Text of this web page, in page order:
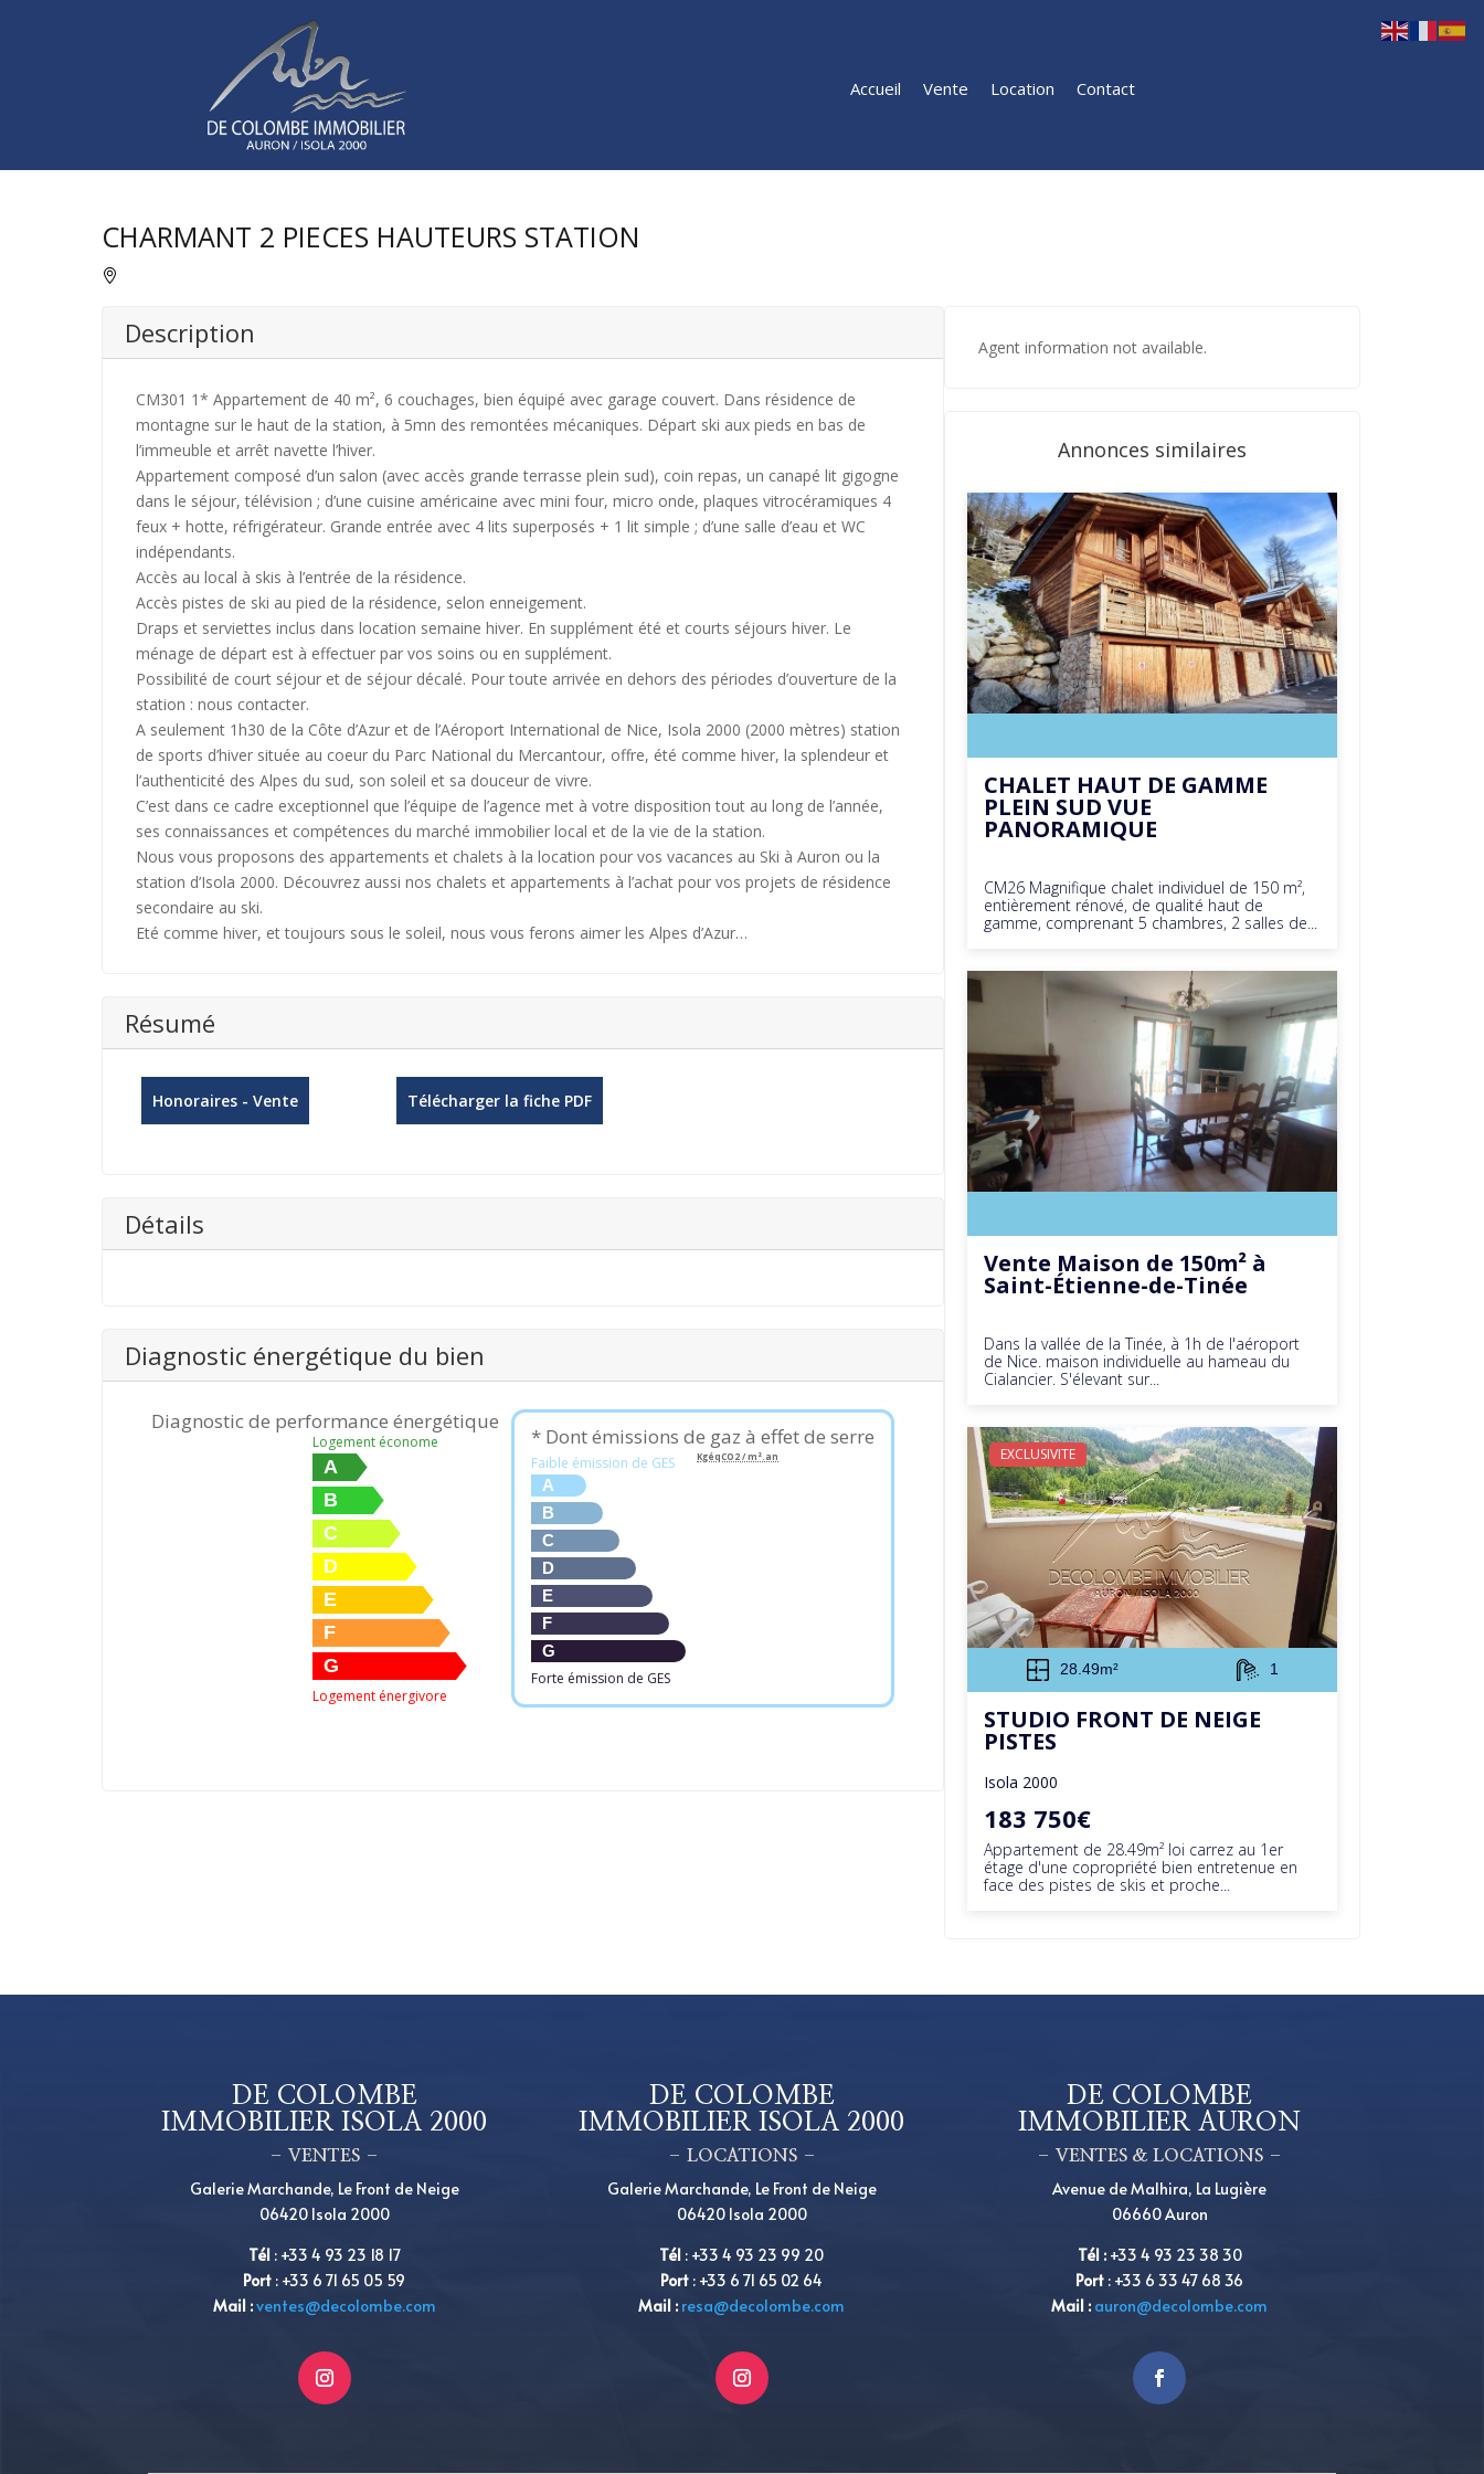
Accueil Vente Location Contact
CHARMANT 2 PIECES HAUTEURS STATION
Description
CM301 1* Appartement de 40 m², 6 couchages, bien équipé avec garage couvert. Dans résidence de
montagne sur le haut de la station, à 5mn des remontées mécaniques. Départ ski aux pieds en bas de
l’immeuble et arrêt navette l’hiver.
Appartement composé d’un salon (avec accès grande terrasse plein sud), coin repas, un canapé lit gigogne
dans le séjour, télévision ; d’une cuisine américaine avec mini four, micro onde, plaques vitrocéramiques 4
feux + hotte, réfrigérateur. Grande entrée avec 4 lits superposés + 1 lit simple ; d’une salle d’eau et WC
indépendants.
Accès au local à skis à l’entrée de la résidence.
Accès pistes de ski au pied de la résidence, selon enneigement.
Draps et serviettes inclus dans location semaine hiver. En supplément été et courts séjours hiver. Le
ménage de départ est à effectuer par vos soins ou en supplément.
Possibilité de court séjour et de séjour décalé. Pour toute arrivée en dehors des périodes d’ouverture de la
station : nous contacter.
A seulement 1h30 de la Côte d’Azur et de l’Aéroport International de Nice, Isola 2000 (2000 mètres) station
de sports d’hiver située au coeur du Parc National du Mercantour, offre, été comme hiver, la splendeur et
l’authenticité des Alpes du sud, son soleil et sa douceur de vivre.
C’est dans ce cadre exceptionnel que l’équipe de l’agence met à votre disposition tout au long de l’année,
ses connaissances et compétences du marché immobilier local et de la vie de la station.
Nous vous proposons des appartements et chalets à la location pour vos vacances au Ski à Auron ou la
station d’Isola 2000. Découvrez aussi nos chalets et appartements à l’achat pour vos projets de résidence
secondaire au ski.
Eté comme hiver, et toujours sous le soleil, nous vous ferons aimer les Alpes d’Azur…
Résumé
Honoraires - Vente Télécharger la fiche PDF
Détails
Diagnostic énergétique du bien
Diagnostic de performance énergétique
Logement économe
A
B
C
D
E
F
G
Logement énergivore
* Dont émissions de gaz à effet de serre
Faible émission de GES
A
B
C
D
E
F
G
Forte émission de GES
KgéqCO2 / m².an
Agent information not available.
Annonces similaires
CHALET HAUT DE GAMME
PLEIN SUD VUE
PANORAMIQUE
CM26 Magnifique chalet individuel de 150 m²,
entièrement rénové, de qualité haut de
gamme, comprenant 5 chambres, 2 salles de...
Vente Maison de 150m² à
Saint-Étienne-de-Tinée
Dans la vallée de la Tinée, à 1h de l'aéroport
de Nice. maison individuelle au hameau du
Cialancier. S'élevant sur...
EXCLUSIVITE
28.49m² 1
STUDIO FRONT DE NEIGE
PISTES
Isola 2000
183 750€
Appartement de 28.49m² loi carrez au 1er
étage d'une copropriété bien entretenue en
face des pistes de skis et proche...
DE COLOMBE
IMMOBILIER ISOLA 2000
– VENTES –
Galerie Marchande, Le Front de Neige
06420 Isola 2000
Tél : +33 4 93 23 18 17
Port : +33 6 71 65 05 59
Mail :ventes@decolombe.com
DE COLOMBE
IMMOBILIER ISOLA 2000
– LOCATIONS –
Galerie Marchande, Le Front de Neige
06420 Isola 2000
Tél : +33 4 93 23 99 20
Port : +33 6 71 65 02 64
Mail : resa@decolombe.com
DE COLOMBE
IMMOBILIER AURON
– VENTES & LOCATIONS –
Avenue de Malhira, La Lugière
06660 Auron
Tél :+33 4 93 23 38 30
Port : +33 6 33 47 68 36
Mail : auron@decolombe.com